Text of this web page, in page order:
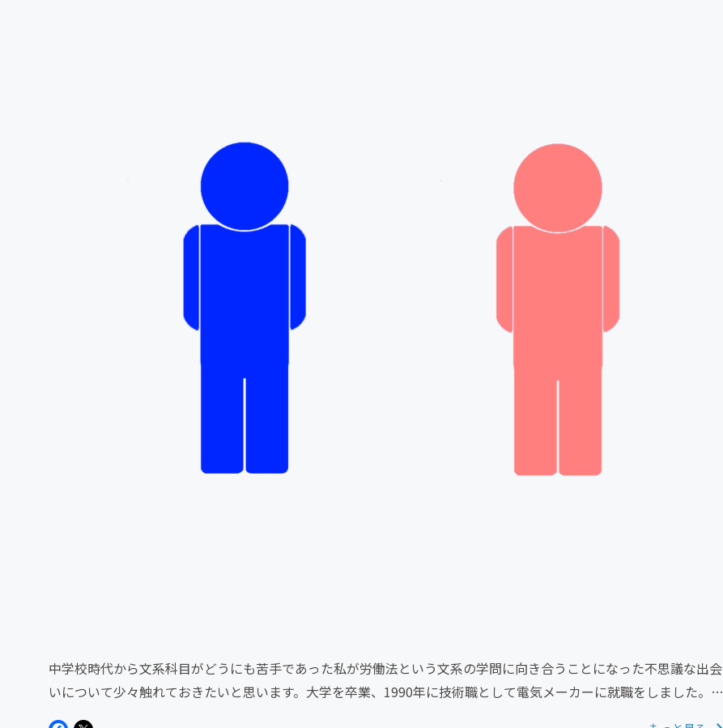
中学校時代から文系科目がどうにも苦手であった私が労働法という文系の学問に向き合うことになった不思議な出会
いについて少々触れておきたいと思います。大学を卒業、1990年に技術職として電気メーカーに就職をしました。仕
事は非常に難しく、とに...